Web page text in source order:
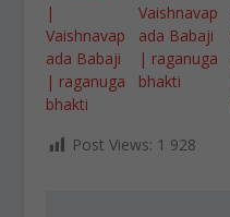
|
Vaishnavap
ada Babaji
| raganuga
bhakti
Vaishnavap
ada Babaji
| raganuga
bhakti
Post Views: 1 928